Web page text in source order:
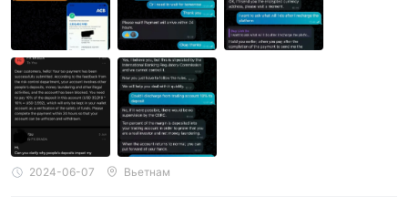
фик XAUUSD отличается от графиков известных платформ то
лько во время сделки. Это означает, что если я использую и
х сигнал для торговли на другой платформе, я понесу убытк
и. Теперь я не могу вернуть свои инвестированные деньги
(4000 долларов США) и прибыль (~30 000 долларов США - е
сли это реальная прибыль)
2024-06-07 Вьетнам